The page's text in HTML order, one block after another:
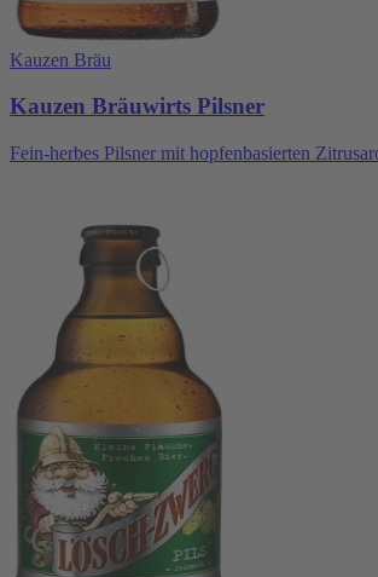
Kauzen Bräu
Kauzen Bräuwirts Pilsner
Fein-herbes Pilsner mit hopfenbasierten